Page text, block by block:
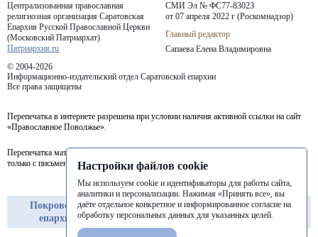
Централизованная православная
религиозная организация Саратовская
Епархия Русской Православной Церкви
(Московский Патриархат)
Патриархия.ru
СМИ Эл № ФС77-83023
от 07 апреля 2022 г (Роскомнадзор)
Главный редактор
Сапаева Елена Владимировна
© 2004-2026
Информационно-издательский отдел Саратовской епархии
Все права защищены
Перепечатка в интернете разрешена при условии наличия активной ссылки на сайт
«Православное Поволжье».
Перепечатка материалов портала в печатных изданиях (книгах, прессе) возможна
только с письменного разрешения редакции.
Покровская
епархия
Балашовская
епархия
Балаковская
епархия
Настройки файлов cookie
Мы используем cookie и идентификаторы для работы сайта,
аналитики и персонализации. Нажимая «Принять все», вы
даёте отдельное конкретное и информированное согласие на
обработку персональных данных для указанных целей.